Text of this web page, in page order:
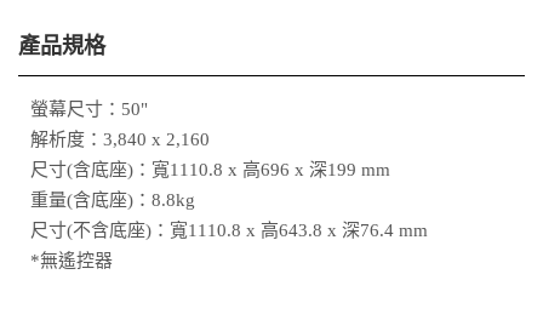
產品規格
螢幕尺寸：50"
解析度：3,840 x 2,160
尺寸(含底座)：寬1110.8 x 高696 x 深199 mm
重量(含底座)：8.8kg
尺寸(不含底座)：寬1110.8 x 高643.8 x 深76.4 mm
*無遙控器